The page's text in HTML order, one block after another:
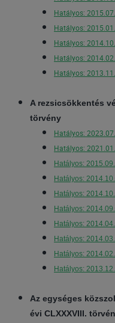
Hatályos:
Hatályos:
Hatályos:
Hatályos:
Hatályos:
A rezsicsökkentés
törvény
Hatályos:
Hatályos:
Hatályos:
Hatályos:
Hatályos:
Hatályos:
Hatályos:
Hatályos:
Hatályos:
Hatályos:
Az egységes
évi CLXXXVIII.